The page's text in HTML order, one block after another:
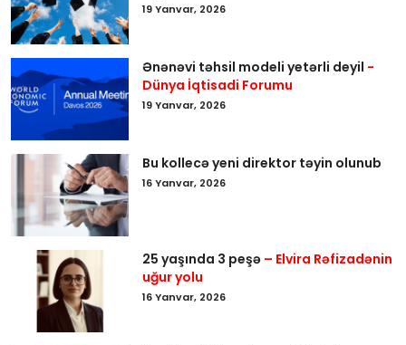
19 Yanvar, 2026
Ənənəvi təhsil modeli yetərli deyil -
Dünya İqtisadi Forumu
19 Yanvar, 2026
Bu kollecə yeni direktor təyin olunub
16 Yanvar, 2026
25 yaşında 3 peşə – Elvira Rəfizadənin
uğur yolu
16 Yanvar, 2026